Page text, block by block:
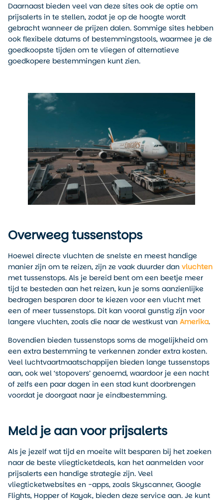
Daarnaast bieden veel van deze sites ook de optie om
prijsalerts in te stellen, zodat je op de hoogte wordt
gebracht wanneer de prijzen dalen. Sommige sites hebben
ook flexibele datums of bestemmingstools, waarmee je de
goedkoopste tijden om te vliegen of alternatieve
goedkopere bestemmingen kunt zien.
Overweeg tussenstops
Hoewel directe vluchten de snelste en meest handige
manier zijn om te reizen, zijn ze vaak duurder dan vluchten
met tussenstops. Als je bereid bent om een beetje meer
tijd te besteden aan het reizen, kun je soms aanzienlijke
bedragen besparen door te kiezen voor een vlucht met
een of meer tussenstops. Dit kan vooral gunstig zijn voor
langere vluchten, zoals die naar de westkust van Amerika.
Bovendien bieden tussenstops soms de mogelijkheid om
een extra bestemming te verkennen zonder extra kosten.
Veel luchtvaartmaatschappijen bieden lange tussenstops
aan, ook wel ‘stopovers’ genoemd, waardoor je een nacht
of zelfs een paar dagen in een stad kunt doorbrengen
voordat je doorgaat naar je eindbestemming.
Meld je aan voor prijsalerts
Als je jezelf wat tijd en moeite wilt besparen bij het zoeken
naar de beste vliegticketdeals, kan het aanmelden voor
prijsalerts een handige strategie zijn. Veel
vliegticketwebsites en -apps, zoals Skyscanner, Google
Flights, Hopper of Kayak, bieden deze service aan. Je kunt